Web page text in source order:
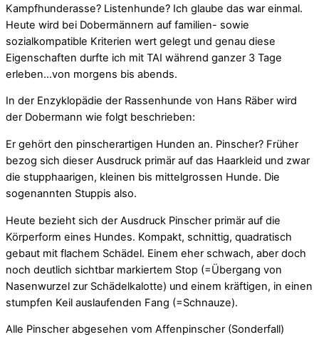
Kampfhunderasse? Listenhunde? Ich glaube das war einmal.
Heute wird bei Dobermännern auf familien- sowie
sozialkompatible Kriterien wert gelegt und genau diese
Eigenschaften durfte ich mit TAI während ganzer 3 Tage
erleben…von morgens bis abends.
In der Enzyklopädie der Rassenhunde von Hans Räber wird
der Dobermann wie folgt beschrieben:
Er gehört den pinscherartigen Hunden an. Pinscher? Früher
bezog sich dieser Ausdruck primär auf das Haarkleid und zwar
die stupphaarigen, kleinen bis mittelgrossen Hunde. Die
sogenannten Stuppis also.
Heute bezieht sich der Ausdruck Pinscher primär auf die
Körperform eines Hundes. Kompakt, schnittig, quadratisch
gebaut mit flachem Schädel. Einem eher schwach, aber doch
noch deutlich sichtbar markiertem Stop (=Übergang von
Nasenwurzel zur Schädelkalotte) und einem kräftigen, in einen
stumpfen Keil auslaufenden Fang (=Schnauze).
Alle Pinscher abgesehen vom Affenpinscher (Sonderfall)